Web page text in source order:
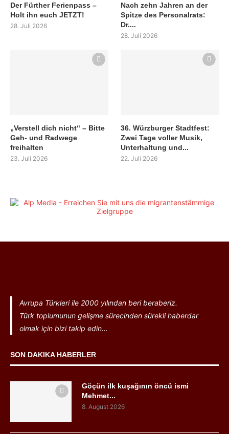
Der Fürther Ferienpass –
Holt ihn euch JETZT!
28. Juli 2026
Nach zehn Jahren an der
Spitze des Personalrats:
Dr....
28. Juli 2026
„Verstell dich nicht“ – Bitte
Geh- und Radwege
freihalten
23. Juli 2026
36. Würzburger Stadtfest:
Zwei Tage voller Musik,
Unterhaltung und...
22. Juli 2026
Avrupa Türkleri ile 2000 yılından beri beraberiz.
Türk toplumunun gelişme sürecinden sürekli haberdar
olmak için bizi takip edin...
SON DAKIKA HABERLER
Göçün ilk kuşağının öncü ismi
Mehmet...
8. August 2026